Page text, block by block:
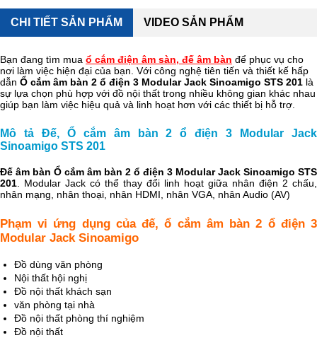
CHI TIẾT SẢN PHẨM VIDEO SẢN PHẨM
Bạn đang tìm mua ổ cắm điện âm sàn, đế âm bàn để phục vụ cho
nơi làm việc hiện đại của bạn. Với công nghệ tiên tiến và thiết kế hấp
dẫn Ổ cắm âm bàn 2 ổ điện 3 Modular Jack Sinoamigo STS 201 là
sự lựa chọn phù hợp với đồ nội thất trong nhiều không gian khác nhau
giúp bạn làm việc hiệu quả và linh hoạt hơn với các thiết bị hỗ trợ.
Mô tả Đế, Ổ cắm âm bàn 2 ổ điện 3 Modular Jack
Sinoamigo STS 201
Đế âm bàn Ổ cắm âm bàn 2 ổ điện 3 Modular Jack Sinoamigo STS
201 . Modular Jack có thể thay đổi linh hoạt giữa nhân điện 2 chấu,
nhân mạng, nhân thoại, nhân HDMI, nhân VGA, nhân Audio (AV)
Phạm vi ứng dụng của đế, ổ cắm âm bàn 2 ổ điện 3
Modular Jack Sinoamigo
Đồ dùng văn phòng
Nội thất hội nghị
Đồ nội thất khách sạn
văn phòng tại nhà
Đồ nội thất phòng thí nghiệm
Đồ nội thất